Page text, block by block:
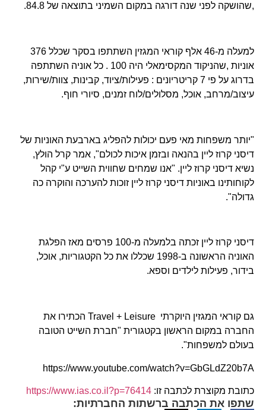
,שהושקה לפני שנה דורגה במקום השמיני בתוצאה של 84.8.
למעלה מ-46 אלף קוראי המגזין השתתפו בסקר שכלל 376
אוניות ,שהניקוד המקסימאלי היה 100 . כל אוניה השתתפה
בדרוג על פי 7 קריטריונים : פעילות/ציוד, קבינות, צוות/שירות,
עיצוב/מרחב, אוכל, מסלולים/לוח זמנים, סיורי חוף.
"יותר משפחות מאי פעם יכולות להפליג בארבעת האוניות של
דיסני קרוז ליין בהנאה ובזמן איכות לכולם", אמר קרל הולץ,
נשיא דיסני קרוז ליין. "אנו שמחים שחווית השייט ע"י קהל
לקוחותינו באוניות דיסני קרוז ליין זוכות להערכה והוקרה כה
גדולה".
דיסני קרוז ליין זכתה בלמעלה מ-100 פרסים מאז הפלגת
האוניה הראשונה ב-1998 שכללו את כל הקטגוריות, אוכל,
בידור, פעילות לילדים וספא.
גם קוראי המגזין היוקרתי Travel + Leisure הכתירו את
החברה במקום הראשון בקטגורית "חברת השייט הטובה
בעולם למשפחות".
https://www.youtube.com/watch?v=GbGLdZ20b7A
כתובת מקוצרת לכתבה זו: https://www.ias.co.il?p=76414
שתפו את הכתבה ברשתות החברתיות: